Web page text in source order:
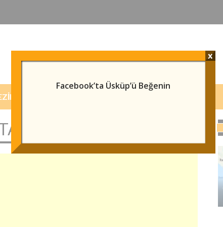
GÖRÜLECEK YERLER
Facebook’ta Üsküp’ü Beğenin
x